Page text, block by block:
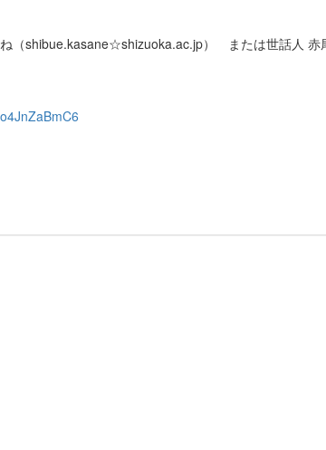
（shibue.kasane☆shizuoka.ac.jp） または世話人